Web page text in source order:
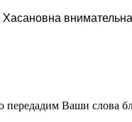
Ваши слова